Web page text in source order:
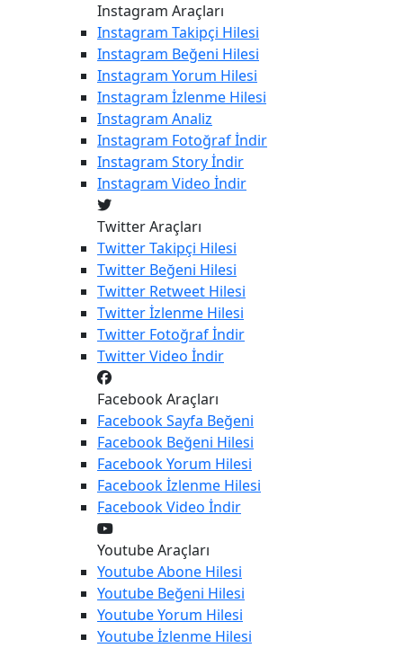
Instagram Araçları
Instagram Takipçi Hilesi
Instagram Beğeni Hilesi
Instagram Yorum Hilesi
Instagram İzlenme Hilesi
Instagram Analiz
Instagram Fotoğraf İndir
Instagram Story İndir
Instagram Video İndir
Twitter Araçları
TwitterTakipçi Hilesi
Twitter Beğeni Hilesi
Twitter Retweet Hilesi
Twitterİzlenme Hilesi
Twitter Fotoğraf İndir
TwitterVideo İndir
Facebook Araçları
FacebookSayfa Beğeni
Facebook Beğeni Hilesi
FacebookYorum Hilesi
Facebookİzlenme Hilesi
FacebookVideo İndir
Youtube Araçları
YoutubeAbone Hilesi
Youtube Beğeni Hilesi
YoutubeYorum Hilesi
Youtubeİzlenme Hilesi